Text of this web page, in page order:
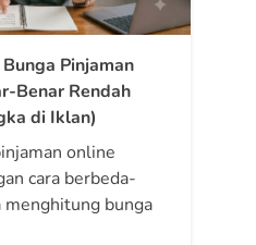
Pinjaman
Benar Rendah
di Iklan)
online
cara berbeda-
menghitung bunga